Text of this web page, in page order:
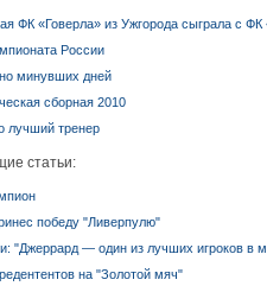
ФК «Говерла» из Ужгорода сыграла с
России
минувших дней
сборная 2010
лучший тренер
статьи:
победу "Ливерпулю"
"Джеррард — один из лучших игроков в
на "Золотой мяч"